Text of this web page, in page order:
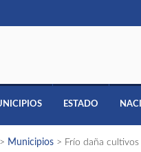
ESTADO
> Municipios > Frío daña